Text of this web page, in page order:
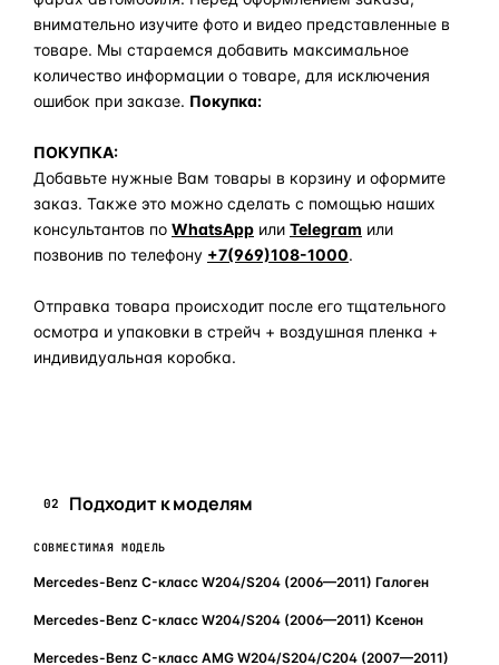
внимательно изучите фото и видео представленные в
товаре. Мы стараемся добавить максимальное
количество информации о товаре, для исключения
ошибок при заказе. Покупка:
ПОКУПКА:
Добавьте нужные Вам товары в корзину и оформите
заказ. Также это можно сделать с помощью наших
консультантов по WhatsApp или Telegram или
позвонив по телефону +7(969)108-1000.
Отправка товара происходит после его тщательного
осмотра и упаковки в стрейч + воздушная пленка +
индивидуальная коробка.
02 Подходит к моделям
СОВМЕСТИМАЯ МОДЕЛЬ
Mercedes-Benz C-класс W204/S204 (2006—2011) Галоген
Mercedes-Benz C-класс W204/S204 (2006—2011) Ксенон
Mercedes-Benz C-класс AMG W204/S204/С204 (2007—2011)